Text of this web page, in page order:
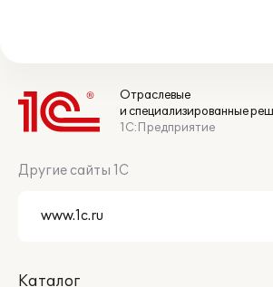
Отраслевые
и специализированные
1С:Предприятие
Другие сайты 1С
Каталог